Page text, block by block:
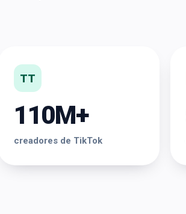
TT
110M+
creadores de TikTok